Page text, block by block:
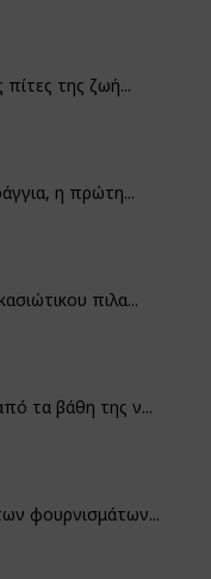
πίτες της ζωή...
η πρώτη...
πιλα...
τα βάθη της ν...
φουρνισμάτων...